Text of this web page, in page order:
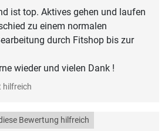
ist top. Aktives gehen und laufen
zu einem normalen
durch Fitshop bis zur
wieder und vielen Dank !
hilfreich
Bewertung hilfreich